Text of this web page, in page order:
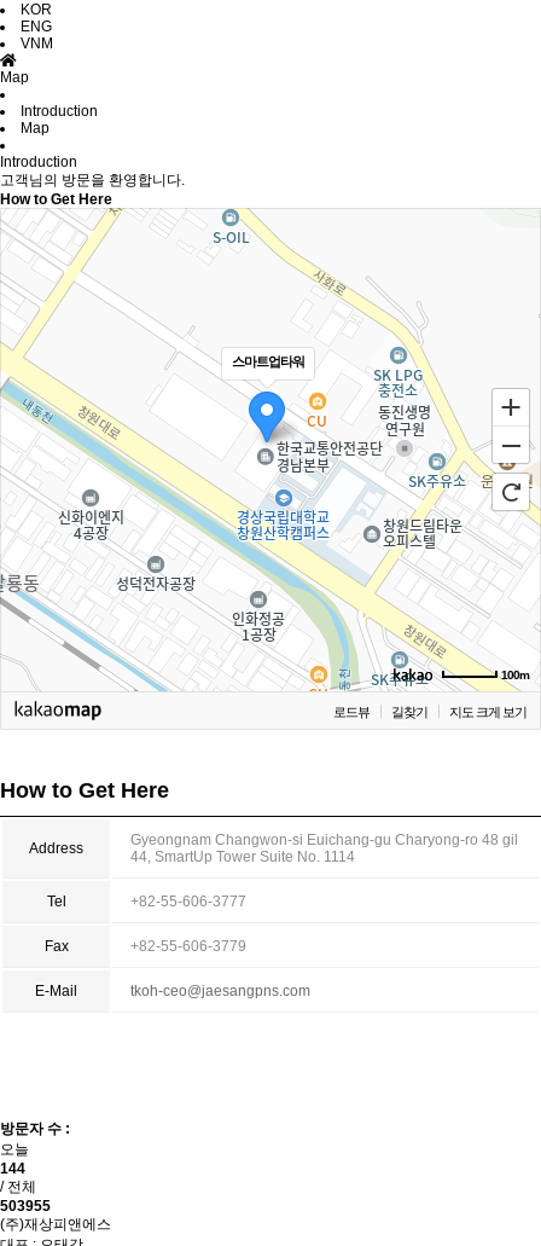
KOR
ENG
VNM
Map
Introduction
Map
Introduction
고객님의 방문을 환영합니다.
How to Get Here
스마트업타워
100m
로드뷰 길찾기 지도 크게 보기
How to Get Here
Address
Gyeongnam Changwon-si Euichang-gu Charyong-ro 48 gil
44, SmartUp Tower Suite No. 1114
Tel +82-55-606-3777
Fax +82-55-606-3779
E-Mail tkoh-ceo@jaesangpns.com
방문자 수 :
오늘
171
/ 전체
595692
(주)재상피앤에스